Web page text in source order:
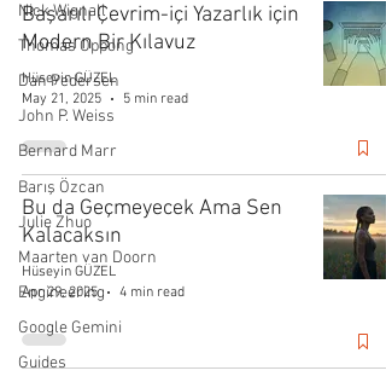
Nick Wignall
Thomas Oppong
Dan Pedersen
John P. Weiss
Bernard Marr
Barış Özcan
Julie Zhuo
Maarten van Doorn
Engineering
Google Gemini
Guides
Başarılı Çevrim-içi Yazarlık için
Modern Bir Kılavuz
Hüseyin GÜZEL
May 21, 2025
5 min read
Bu da Geçmeyecek Ama Sen
Kalacaksın
Hüseyin GÜZEL
Apr 29, 2025
4 min read